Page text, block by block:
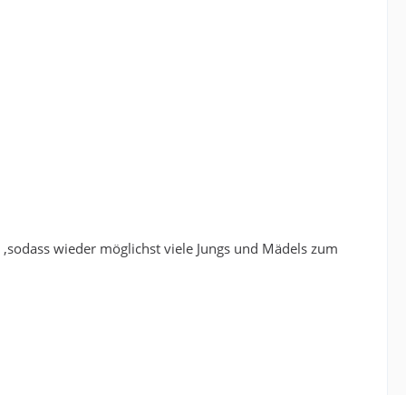
,sodass wieder möglichst viele Jungs und Mädels zum